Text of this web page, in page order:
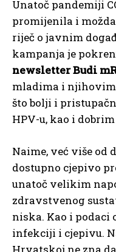
Unatoč pandemiji
promijenila i
riječ o javnim
kampanja je
newsletter Budi
mladima i
što bolji i
HPV-u, kao i
Naime, već više od
dostupno cjepivo
unatoč velikim
zdravstvenog
niska. Kao i podaci
infekciji i cjepivu.